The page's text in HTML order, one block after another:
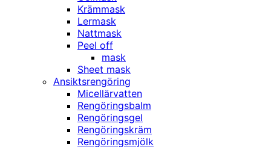
Krämmask
Lermask
Nattmask
Peel off
mask
Sheet mask
Ansiktsrengöring
Micellärvatten
Rengöringsbalm
Rengöringsgel
Rengöringskräm
Rengöringsmjölk